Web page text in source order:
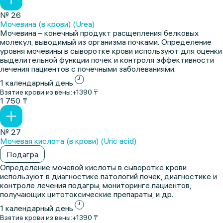
№ 26
Мочевина (в крови) (Urea)
Мочевина – конечный продукт расщепления белковых
молекул, выводимый из организма почками. Определение
уровня мочевины в сыворотке крови используют для оценки
выделительной функции почек и контроля эффективности
лечения пациентов с почечными заболеваниями.
1 календарный день
Взятие крови из вены:+1390 ₸
1 750 ₸
№ 27
Мочевая кислота (в крови) (Uric acid)
Подагра
Определение мочевой кислоты в сыворотке крови
используют в диагностике патологий почек, диагностике и
контроле лечения подагры, мониторинге пациентов,
получающих цитотоксические препараты, и др.
1 календарный день
Взятие крови из вены:+1390 ₸